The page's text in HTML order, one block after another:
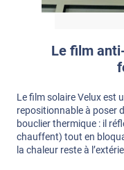
Le film
Le film solaire Velux est
repositionnable à poser
bouclier thermique : il
chauffent) tout en
la chaleur reste à